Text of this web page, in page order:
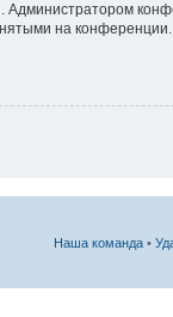
на
Наша команда •